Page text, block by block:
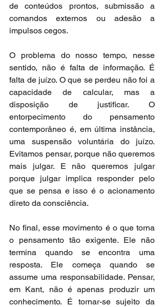
de conteúdos prontos, submissão a
comandos externos ou adesão a
impulsos cegos.
O problema do nosso tempo, nesse
sentido, não é falta de informação. É
falta de juízo. O que se perdeu não foi a
capacidade de calcular, mas a
disposição de justificar. O
entorpecimento do pensamento
contemporâneo é, em última instância,
uma suspensão voluntária do juízo.
Evitamos pensar, porque não queremos
mais julgar. E não queremos julgar
porque julgar implica responder pelo
que se pensa e isso é o acionamento
direto da consciência.
No final, esse movimento é o que torna
o pensamento tão exigente. Ele não
termina quando se encontra uma
resposta. Ele começa quando se
assume uma responsabilidade. Pensar,
em Kant, não é apenas produzir um
conhecimento. É tornar-se sujeito da